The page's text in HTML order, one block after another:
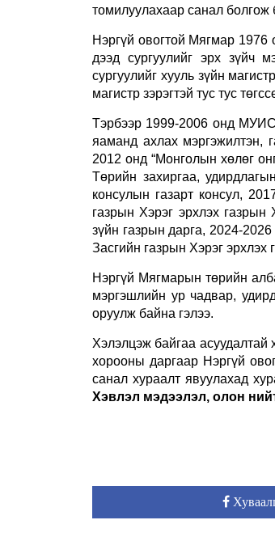
томилуулахаар санал болгож
Нэргүй овогтой Мягмар
дээд сургуулийг эрх зүйч
сургуулийг хууль зүйн
магистр зэрэгтэй тус тус
Тэрбээр 1999-2006 онд
яаманд ахлах мэргэжилтэн,
2012 онд “Монголын хөлөг
Төрийн захиргаа,
консулын газарт консул,
газрын Хэрэг эрхлэх
зүйн газрын дарга, 2024-
Засгийн газрын Хэрэг
Нэргүй Мягмарын төрийн
мэргэшлийн ур чадвар,
оруулж байна гэлээ.
Хэлэлцэж байгаа асуудалтай
хорооны даргаар Нэргүй
санал хураалт явуулахад
Хэвлэл мэдээлэл, олон